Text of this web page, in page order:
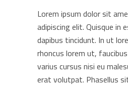
Lorem ipsum dolor sit
adipiscing elit. Quisque in
dapibus tincidunt. In ut
rhoncus lorem ut,
varius cursus nisi eu
erat volutpat. Phasellus